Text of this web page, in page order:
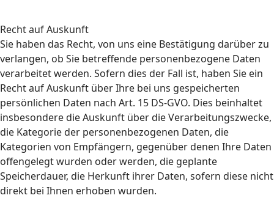
Recht auf Auskunft
Sie haben das Recht, von uns eine Bestätigung darüber zu
verlangen, ob Sie betreffende personenbezogene Daten
verarbeitet werden. Sofern dies der Fall ist, haben Sie ein
Recht auf Auskunft über Ihre bei uns gespeicherten
persönlichen Daten nach Art. 15 DS-GVO. Dies beinhaltet
insbesondere die Auskunft über die Verarbeitungszwecke,
die Kategorie der personenbezogenen Daten, die
Kategorien von Empfängern, gegenüber denen Ihre Daten
offengelegt wurden oder werden, die geplante
Speicherdauer, die Herkunft ihrer Daten, sofern diese nicht
direkt bei Ihnen erhoben wurden.